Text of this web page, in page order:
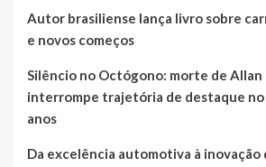
Autor brasiliense lança livro sobre
e novos começos
Silêncio no Octógono: morte de Allan
interrompe trajetória de destaque no
anos
Da excelência automotiva à inovação